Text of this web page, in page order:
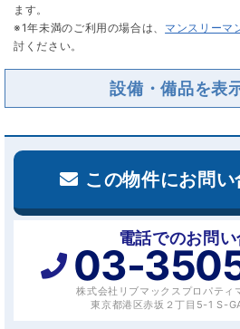
ます。
※1年未満のご利用の場合は、 マンスリーマ
討ください。
設備・備品を
この物件にお問い
電話でのお問
03-
株式会社リブマックスプロパティ
東京都港区赤坂２丁目5-1 S-